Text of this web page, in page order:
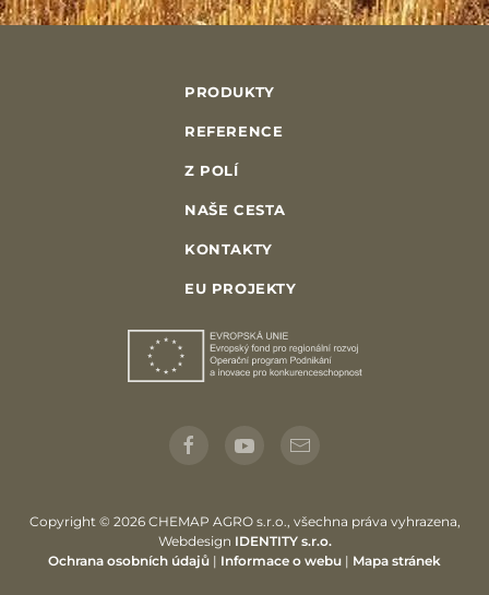
PRODUKTY
REFERENCE
Z POLÍ
NAŠE CESTA
KONTAKTY
EU PROJEKTY
Copyright © 2026 CHEMAP AGRO s.r.o., všechna práva vyhrazena,
Webdesign IDENTITY s.r.o.
Ochrana osobních údajů | Informace o webu | Mapa stránek